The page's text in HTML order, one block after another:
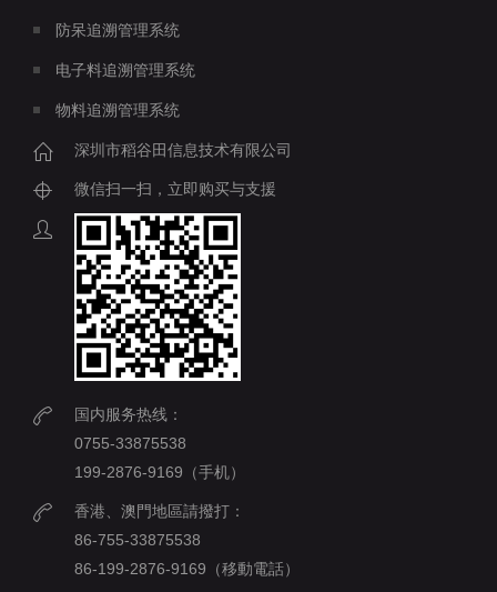
防呆追溯管理系统
电子料追溯管理系统
物料追溯管理系统
深圳市稻谷田信息技术有限公司
微信扫一扫，立即购买与支援
国内服务热线：
0755-33875538
199-2876-9169（手机）
香港、澳門地區請撥打：
86-755-33875538
86-199-2876-9169（移動電話）